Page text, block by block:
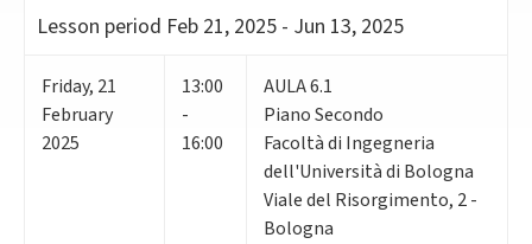
Lesson period Feb 21, 2025 - Jun 13, 2025
Friday, 21
February
2025
13:00
-
16:00
AULA 6.1
Piano Secondo
Facoltà di Ingegneria
dell'Università di Bologna
Viale del Risorgimento, 2 -
Bologna